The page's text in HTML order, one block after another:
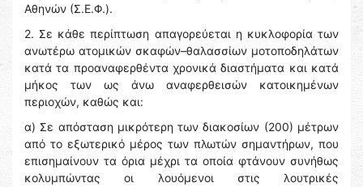
Αθηνών (Σ.Ε.Φ.).
2. Σε κάθε περίπτωση απαγορεύεται η κυκλοφορία των
ανωτέρω ατομικών σκαφών–θαλασσίων μοτοποδηλάτων
κατά τα προαναφερθέντα χρονικά διαστήματα και κατά
μήκος των ως άνω αναφερθεισών κατοικημένων
περιοχών, καθώς και:
α) Σε απόσταση μικρότερη των διακοσίων (200) μέτρων
από το εξωτερικό μέρος των πλωτών σημαντήρων, που
επισημαίνουν τα όρια μέχρι τα οποία φτάνουν συνήθως
κολυμπώντας οι λουόμενοι στις λουτρικές